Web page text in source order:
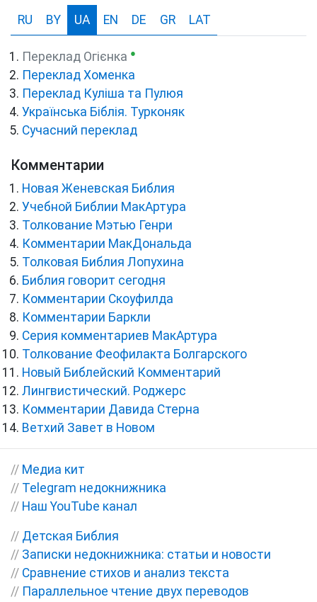
RU BY UA EN DE GR LAT
Переклад Огієнка ●
Переклад Хоменка
Переклад Куліша та Пулюя
Українська Біблія. Турконяк
Сучасний переклад
Комментарии
Новая Женевская Библия
Учебной Библии МакАртура
Толкование Мэтью Генри
Комментарии МакДональда
Толковая Библия Лопухина
Библия говорит сегодня
Комментарии Скоуфилда
Комментарии Баркли
Серия комментариев МакАртура
Толкование Феофилакта Болгарского
Новый Библейский Комментарий
Лингвистический. Роджерс
Комментарии Давида Стерна
Ветхий Завет в Новом
// Медиа кит
// Telegram недокнижника
// Наш YouTube канал
// Детская Библия
// Записки недокнижника: статьи и новости
// Сравнение стихов и анализ текста
// Параллельное чтение двух переводов